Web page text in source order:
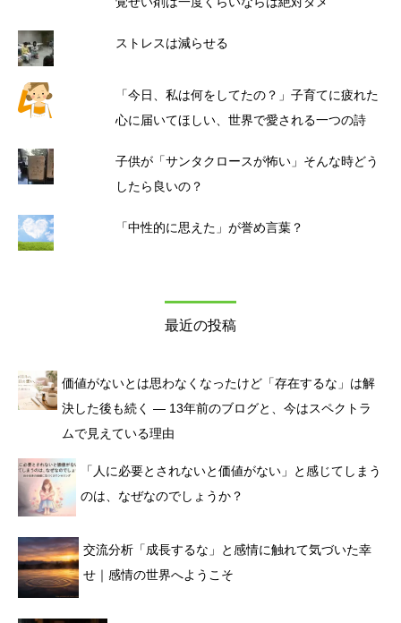
ストレスは減らせる
「今日、私は何をしてたの？」子育てに疲れた
心に届いてほしい、世界で愛される一つの詩
子供が「サンタクロースが怖い」そんな時どう
したら良いの？
「中性的に思えた」が誉め言葉？
最近の投稿
価値がないとは思わなくなったけど「存在するな」は解
決した後も続く ― 13年前のブログと、今はスペクトラ
ムで見えている理由
「人に必要とされないと価値がない」と感じてしまう
のは、なぜなのでしょうか？
交流分析「成長するな」と感情に触れて気づいた幸
せ｜感情の世界へようこそ